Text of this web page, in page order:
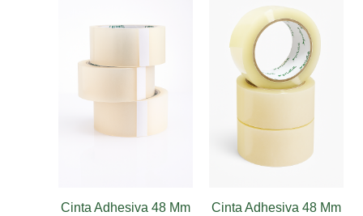
Cinta Adhesiva 48 Mm
Cinta Adhesiva 48 Mm